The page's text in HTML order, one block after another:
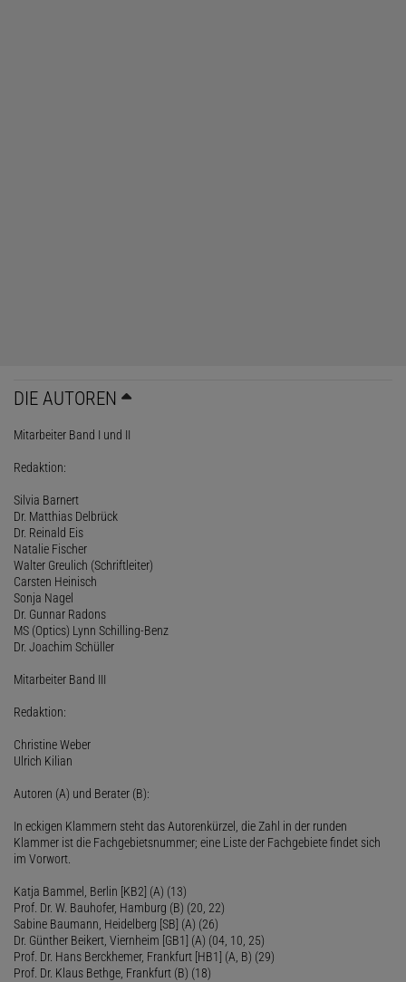
DIE AUTOREN
Mitarbeiter Band I und II
Redaktion:
Silvia Barnert
Dr. Matthias Delbrück
Dr. Reinald Eis
Natalie Fischer
Walter Greulich (Schriftleiter)
Carsten Heinisch
Sonja Nagel
Dr. Gunnar Radons
MS (Optics) Lynn Schilling-Benz
Dr. Joachim Schüller
Mitarbeiter Band III
Redaktion:
Christine Weber
Ulrich Kilian
Autoren (A) und Berater (B):
In eckigen Klammern steht das Autorenkürzel, die Zahl in der runden
Klammer ist die Fachgebietsnummer; eine Liste der Fachgebiete findet sich
im Vorwort.
Katja Bammel, Berlin [KB2] (A) (13)
Prof. Dr. W. Bauhofer, Hamburg (B) (20, 22)
Sabine Baumann, Heidelberg [SB] (A) (26)
Dr. Günther Beikert, Viernheim [GB1] (A) (04, 10, 25)
Prof. Dr. Hans Berckhemer, Frankfurt [HB1] (A, B) (29)
Prof. Dr. Klaus Bethge, Frankfurt (B) (18)